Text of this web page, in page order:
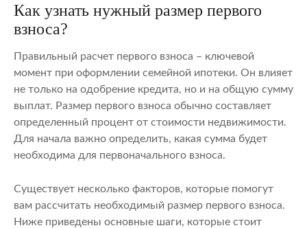
Как узнать нужный размер первого
взноса?
Правильный расчет первого взноса – ключевой
момент при оформлении семейной ипотеки. Он влияет
не только на одобрение кредита, но и на общую сумму
выплат. Размер первого взноса обычно составляет
определенный процент от стоимости недвижимости.
Для начала важно определить, какая сумма будет
необходима для первоначального взноса.
Существует несколько факторов, которые помогут
вам рассчитать необходимый размер первого взноса.
Ниже приведены основные шаги, которые стоит